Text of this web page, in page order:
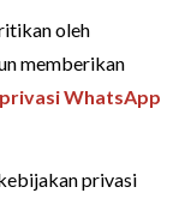
oleh
memberikan
WhatsApp
privasi